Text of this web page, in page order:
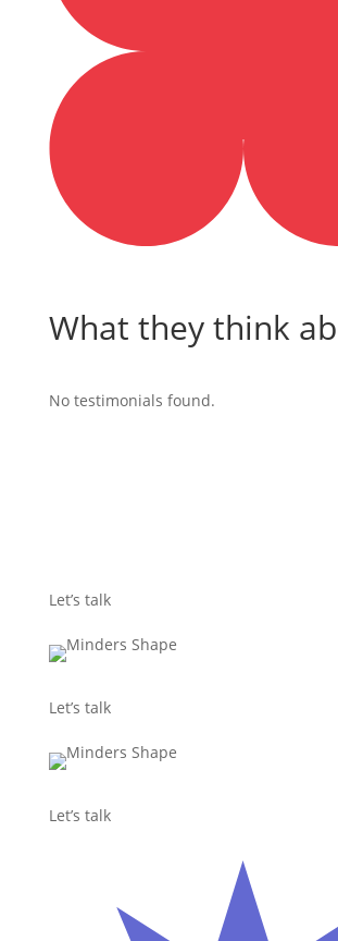
What they think
No testimonials found.
Let’s talk
Let’s talk
Let’s talk